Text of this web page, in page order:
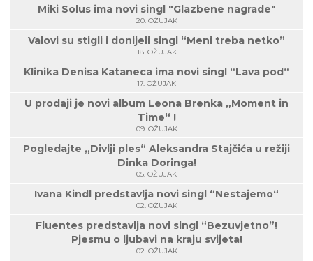
Miki Solus ima novi singl "Glazbene nagrade"
20. OŽUJAK
Valovi su stigli i donijeli singl “Meni treba netko”
18. OŽUJAK
Klinika Denisa Kataneca ima novi singl “Lava pod“
17. OŽUJAK
U prodaji je novi album Leona Brenka „Moment in
Time“ !
09. OŽUJAK
Pogledajte „Divlji ples“ Aleksandra Stajčića u režiji
Dinka Doringa!
05. OŽUJAK
Ivana Kindl predstavlja novi singl “Nestajemo“
02. OŽUJAK
Fluentes predstavlja novi singl “Bezuvjetno”!
Pjesmu o ljubavi na kraju svijeta!
02. OŽUJAK